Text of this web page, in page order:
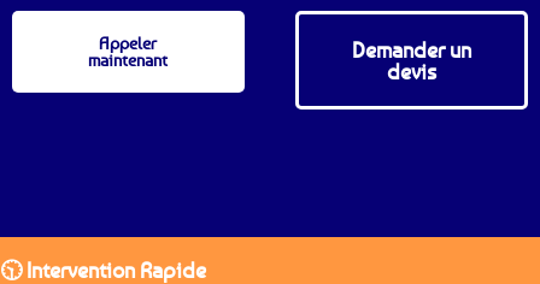
Appeler
maintenant
Demander un
devis
🕥 Intervention Rapide